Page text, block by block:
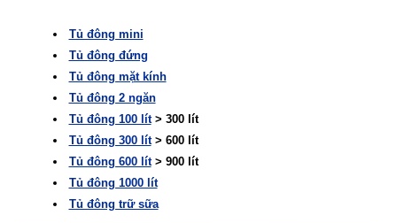
Tủ đông mini
Tủ đông đứng
Tủ đông mặt kính
Tủ đông 2 ngăn
Tủ đông 100 lít> 300 lít
Tủ đông 300 lít> 600 lít
Tủ đông 600 lít> 900 lít
Tủ đông 1000 lít
Tủ đông trữ sữa